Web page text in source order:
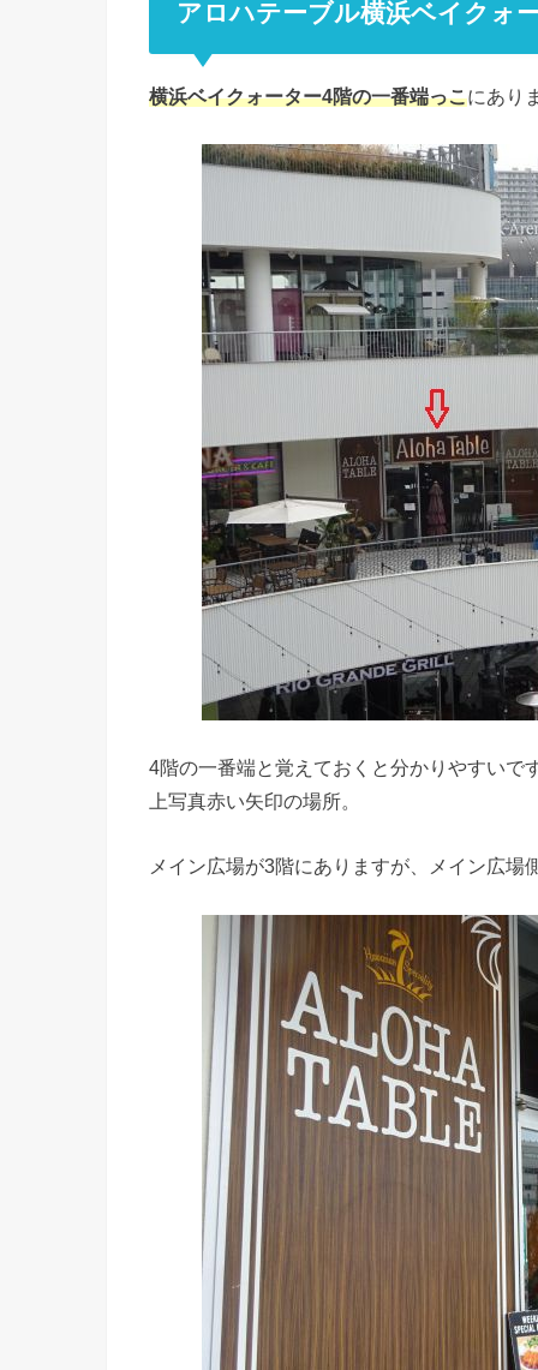
アロハテーブル横浜ベイクォ
横浜ベイクォーター4階の一番端っこにあり
4階の一番端と覚えておくと分かりやすいです
上写真赤い矢印の場所。
メイン広場が3階にありますが、メイン広場